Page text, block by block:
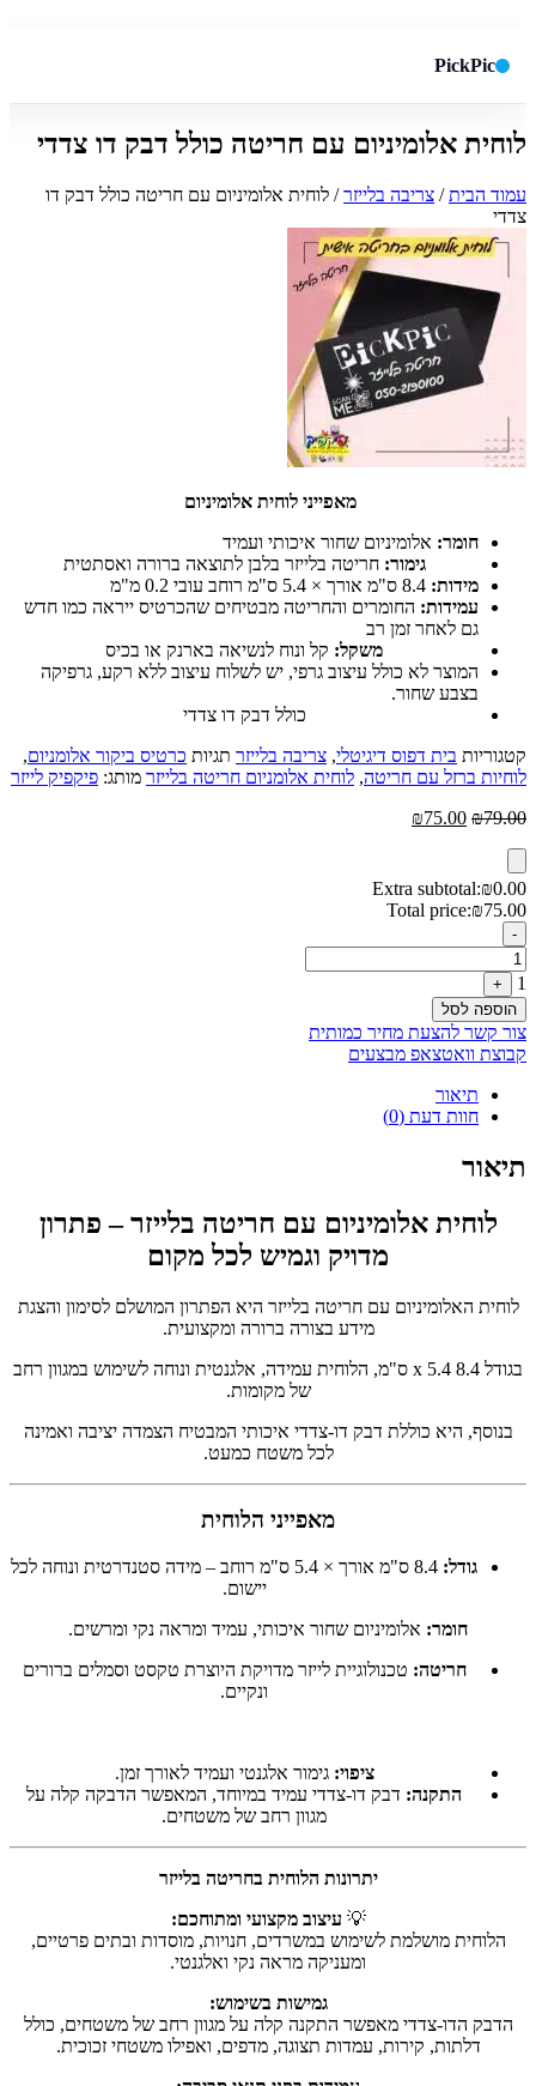
PickPic
לוחית אלומיניום עם חריטה כולל דבק דו צדדי
עמוד הבית/ צריבה בלייזר/ לוחית אלומיניום עם חריטה כולל דבק דו
צדדי
מאפייני לוחית אלומיניום
חומר: אלומיניום שחור איכותי ועמיד
גימור: חריטה בלייזר בלבן לתוצאה ברורה ואסתטית
מידות:
עמידות: החומרים והחריטה מבטיחים שהכרטיס ייראה כמו חדש
גם לאחר זמן רב
משקל: קל ונוח לנשיאה בארנק או בכיס
המוצר לא כולל עיצוב גרפי, יש לשלוח עיצוב ללא רקע, גרפיקה
בצבע שחור.
כולל דבק דו צדדי
קטגוריות בית דפוס דיגיטלי, צריבה בלייזר תגיות כרטיס ביקור אלומניום,
לוחיות ברזל עם חריטה, לוחית אלומניום חריטה בלייזר מותג: פיקפיק לייזר
₪79.00
המחיר
₪79.00.
₪75.00
₪75.00.
Extra subtotal:₪0.00
Total price:₪75.00
Quantity
-
1
+
הוספה לסל
צור קשר להצעת מחיר כמותית
קבוצת וואטצאפ מבצעים
תיאור
חוות דעת (0)
תיאור
לוחית אלומיניום עם חריטה בלייזר – פתרון
מדויק וגמיש לכל מקום
לוחית האלומיניום עם חריטה בלייזר היא הפתרון המושלם לסימון והצגת
מידע בצורה ברורה ומקצועית.
בגודל 8.4 x 5.4 ס"מ, הלוחית עמידה, אלגנטית ונוחה לשימוש במגוון רחב
של מקומות.
בנוסף, היא כוללת דבק דו-צדדי איכותי המבטיח הצמדה יציבה ואמינה
לכל משטח כמעט.
מאפייני הלוחית
גודל:
8.4 ס"מ אורך × 5.4 ס"מ רוחב – מידה סטנדרטית ונוחה לכל
יישום.
חומר: אלומיניום שחור איכותי, עמיד ומראה נקי ומרשים.
חריטה: טכנולוגיית לייזר מדויקת היוצרת טקסט וסמלים ברורים
ונקיים.
ציפוי: גימור אלגנטי ועמיד לאורך זמן.
התקנה: דבק דו-צדדי עמיד במיוחד, המאפשר הדבקה קלה על
מגוון רחב של משטחים.
יתרונות הלוחית בחריטה בלייזר
💡 עיצוב מקצועי ומתוחכם:
הלוחית מושלמת לשימוש במשרדים, חנויות, מוסדות ובתים פרטיים,
ומעניקה מראה נקי ואלגנטי.
גמישות בשימוש:
הדבק הדו-צדדי מאפשר התקנה קלה על מגוון רחב של משטחים, כולל
דלתות, קירות, עמדות תצוגה, מדפים, ואפילו משטחי זכוכית.